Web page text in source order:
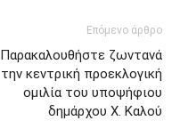
Επόμενο άρθρο
Παρακαλουθήστε ζωντανά
την κεντρική προεκλογική
ομιλία του υποψήφιου
δημάρχου X. Καλού